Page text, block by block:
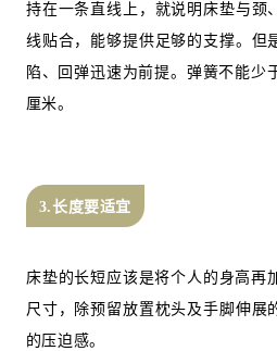
持在一条直线上，就说明床垫与颈
线贴合，能够提供足够的支撑。但
陷、回弹迅速为前提。弹簧不能少
厘米。
3.长度要适宜
床垫的长短应该是将个人的身高再
尺寸，除预留放置枕头及手脚伸展
的压迫感。